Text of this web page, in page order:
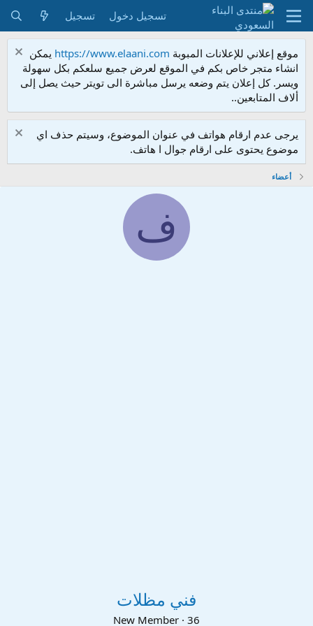
تسجيل دخول تسجيل
موقع إعلاني للإعلانات المبوبة https://www.elaani.com يمكن
انشاء متجر خاص بكم في الموقع لعرض جميع سلعكم بكل سهولة
ويسر. كل إعلان يتم وضعه يرسل مباشرة الى تويتر حيث يصل إلى
ألاف المتابعين..
يرجى عدم ارقام هواتف في عنوان الموضوع، وسيتم حذف اي
موضوع يحتوى على ارقام جوال ا هاتف.
أعضاء
ف
فني مظلات
New Member · 36